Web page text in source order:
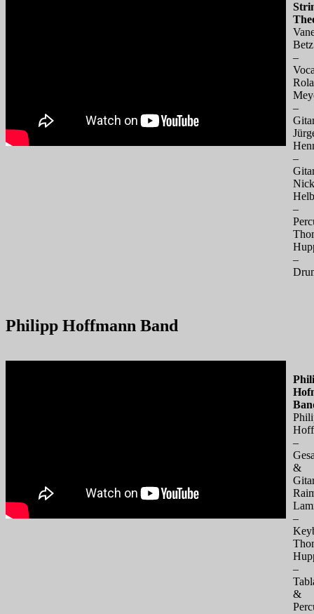
Betz
–
–
–
–
–
Philipp Hoffmann Band
–
&
–
–
&